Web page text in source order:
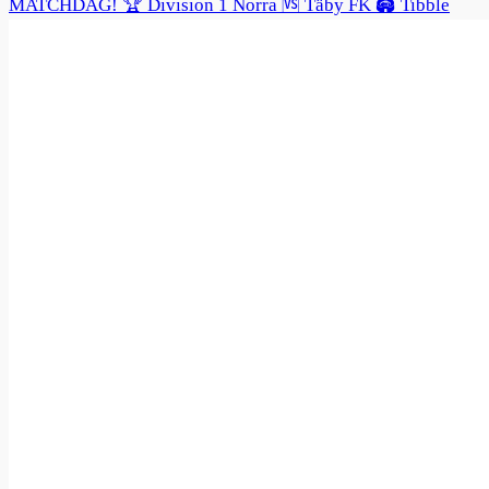
MATCHDAG! 🏆 Division 1 Norra 🆚 Täby FK 🏟️ Tibble